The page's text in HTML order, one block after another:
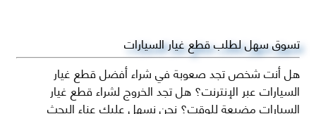
تسوق سهل لطلب قطع غيار السيارات
هل أنت شخص تجد صعوبة في شراء أفضل قطع غيار
السيارات عبر الإنترنت؟ هل تجد الخروج لشراء قطع غيار
السيارات مضيعة للوقت؟ نحن نسهل عليك عناء البحث